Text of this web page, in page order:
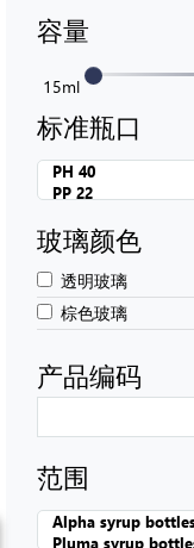
15ml
容量
标准瓶口
玻璃颜色
透明玻璃
棕色玻璃
产品编码
范围